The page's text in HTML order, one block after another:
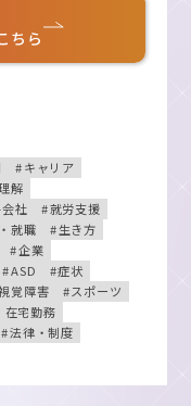
ちら
キャリア
解
社
就労支援
就職
生き方
企業
ASD
症状
覚障害
スポーツ
在宅勤務
法律・制度